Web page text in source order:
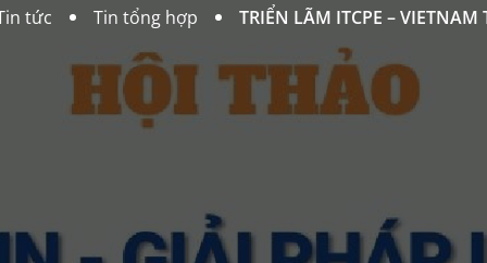
Truyền Thông
tức Tin tổng hợp TRIỂN LÃM ITCPE – VIETNAM